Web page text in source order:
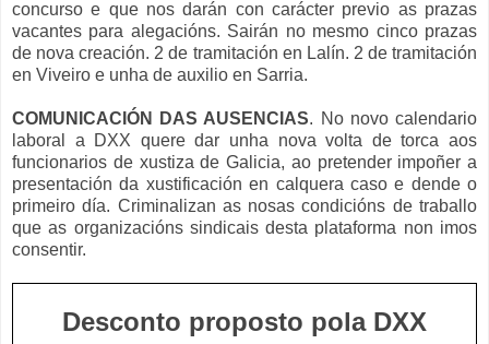
concurso e que nos darán con carácter previo as prazas
vacantes para alegacións. Sairán no mesmo cinco prazas
de nova creación. 2 de tramitación en Lalín. 2 de tramitación
en Viveiro e unha de auxilio en Sarria.
COMUNICACIÓN DAS AUSENCIAS. No novo calendario
laboral a DXX quere dar unha nova volta de torca aos
funcionarios de xustiza de Galicia, ao pretender impoñer a
presentación da xustificación en calquera caso e dende o
primeiro día. Criminalizan as nosas condicións de traballo
que as organizacións sindicais desta plataforma non imos
consentir.
Desconto proposto pola DXX